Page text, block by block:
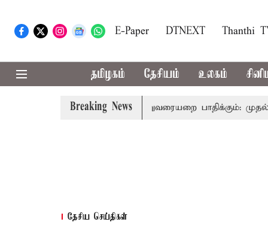
E-Paper DTNEXT Thanthi
தமிழகம் தேசியம் உலகம்
Breaking News
தொகுதி மறுவரையறை பாதிக்கும்: முதல்-
தேசிய செய்திகள்